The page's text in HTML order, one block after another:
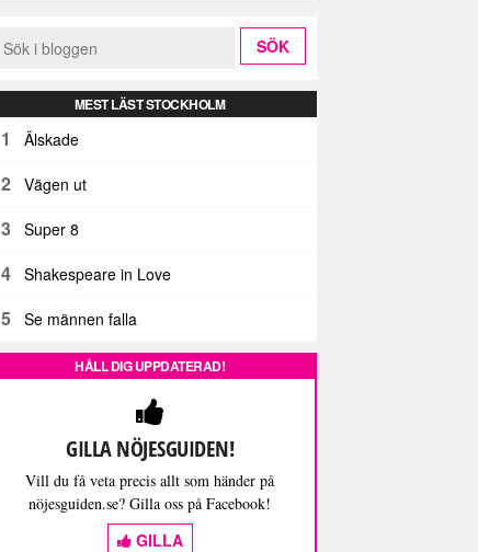
MEST LÄST STOCKHOLM
1 Älskade
2 Vägen ut
3 Super 8
4 Shakespeare in Love
5 Se männen falla
HÅLL DIG UPPDATERAD!
GILLA NÖJESGUIDEN!
Vill du få veta precis allt som händer på
nöjesguiden.se? Gilla oss på Facebook!
GILLA